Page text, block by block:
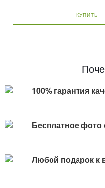
КУПИТЬ
100% гарантия
Бесплатное фото
Любой подарок к